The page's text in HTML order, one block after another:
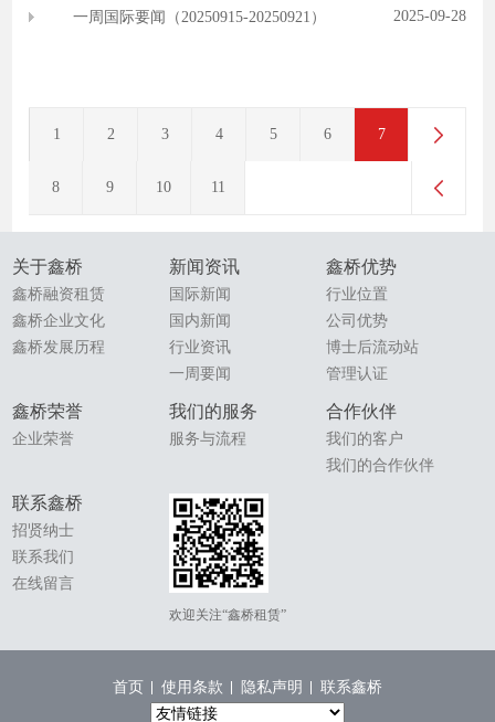
一周国际要闻（20250915-20250921） 2025-09-28
1 2 3 4 5 6 7
8 9 10 11
关于鑫桥
鑫桥融资租赁
鑫桥企业文化
鑫桥发展历程
新闻资讯
国际新闻
国内新闻
行业资讯
一周要闻
鑫桥优势
行业位置
公司优势
博士后流动站
管理认证
鑫桥荣誉
企业荣誉
我们的服务
服务与流程
合作伙伴
我们的客户
我们的合作伙伴
联系鑫桥
招贤纳士
联系我们
在线留言
欢迎关注“鑫桥租赁”
首页 使用条款 隐私声明 联系鑫桥